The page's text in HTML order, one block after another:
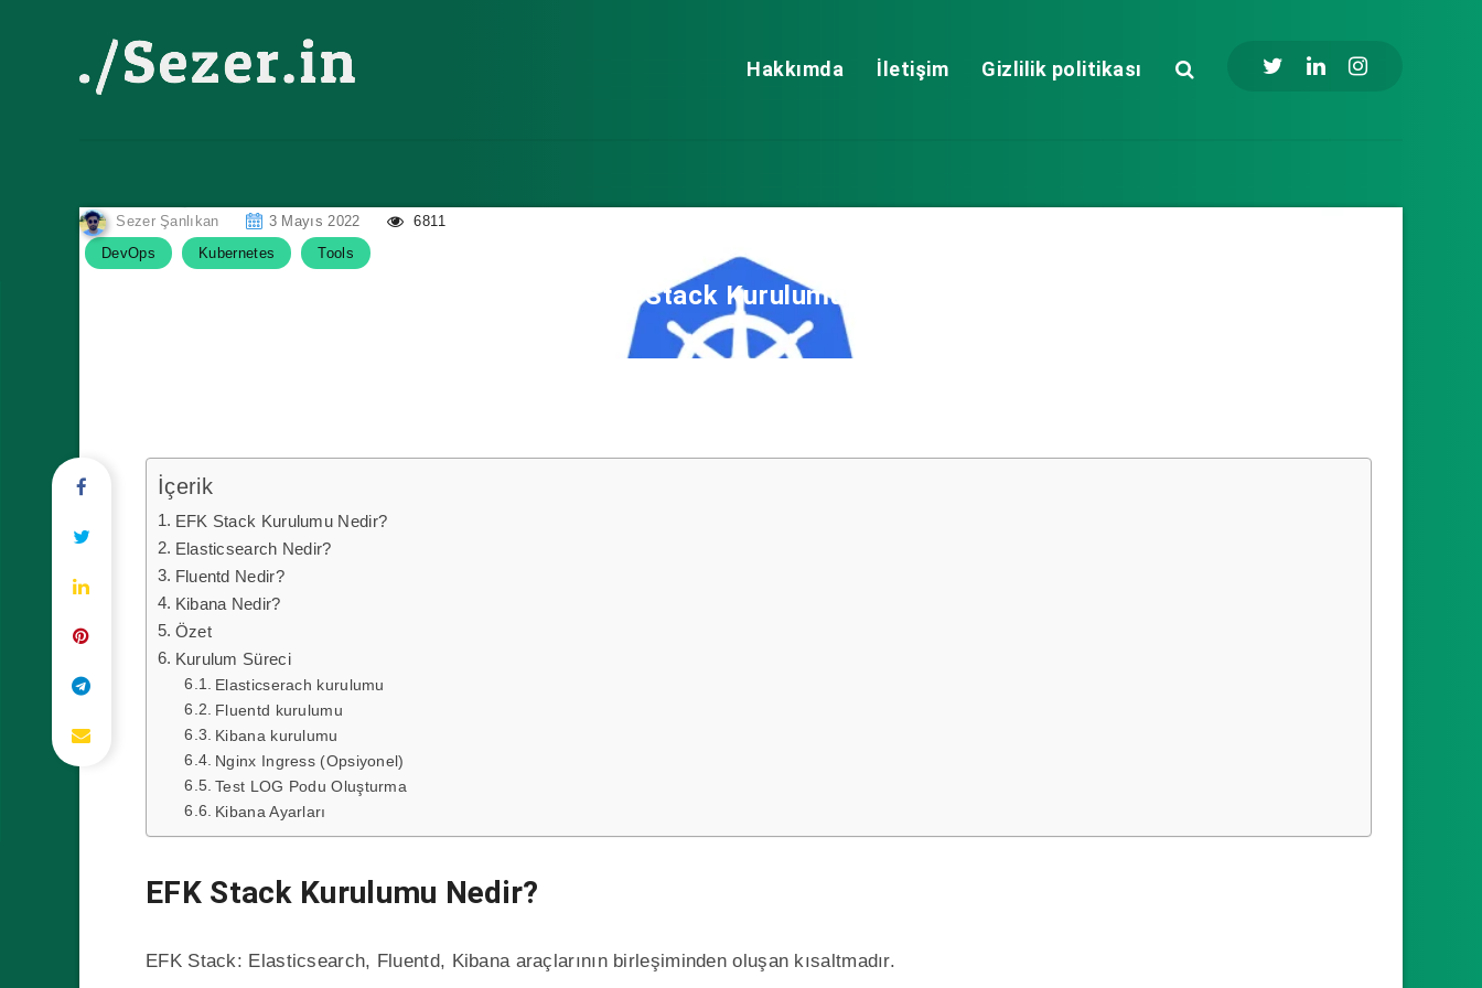
Hakkımda İletişim Gizlilik politikası
Sezer Şanlıkan 3 Mayıs 2022
6811
DevOps
Kubernetes Tools
4 Adımda Kubernetes Üzerinde Helm ile EFK Stack Kurulumu (ElasticSearch Fluentd Kibana) – EFK
İçerik
EFK Stack Kurulumu Nedir?
Elasticsearch Nedir?
Fluentd Nedir?
Kibana Nedir?
Özet
Kurulum Süreci
Elasticserach kurulumu
Fluentd kurulumu
Kibana kurulumu
Nginx Ingress (Opsiyonel)
Test LOG Podu Oluşturma
Kibana Ayarları
EFK Stack Kurulumu Nedir?
EFK Stack: Elasticsearch, Fluentd, Kibana araçlarının birleşiminden oluşan kısaltmadır.